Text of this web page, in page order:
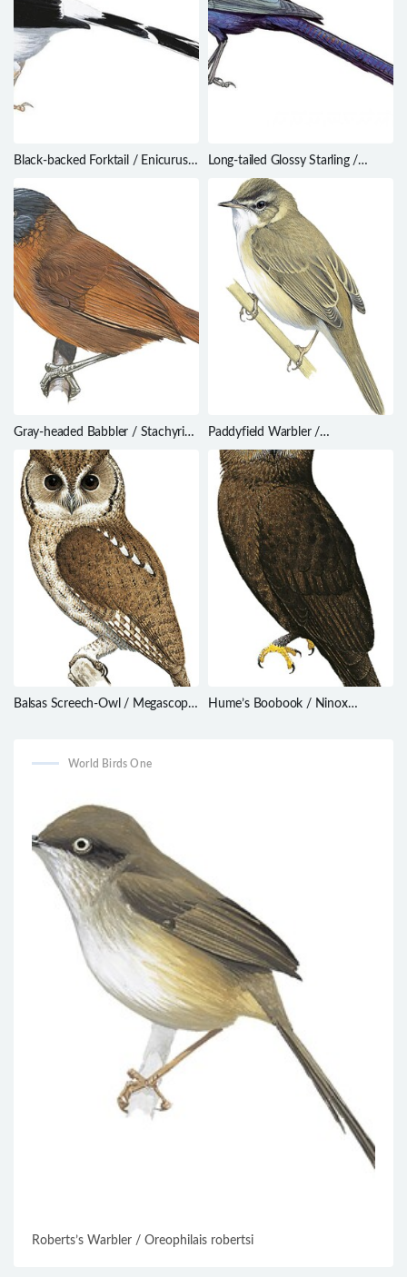
Black-backed Forktail / Enicurus
Long-tailed Glossy Starling /
Lamprotornis caudatus
Gray-headed Babbler / Stachyris
poliocephala
Paddyfield Warbler /
Acrocephalus agricola
Balsas Screech-Owl / Megascops
Hume’s Boobook / Ninox
World Birds One
Roberts’s Warbler / Oreophilais robertsi